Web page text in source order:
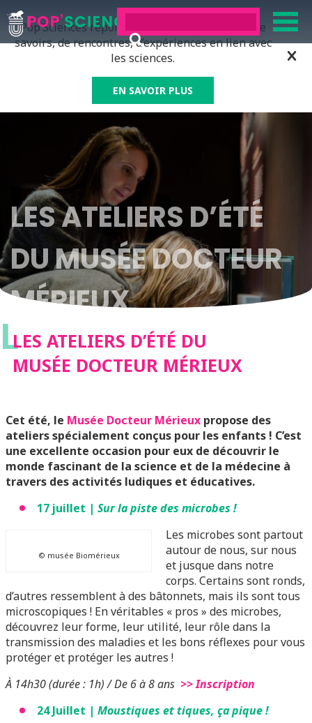
Pop’Sciences répond à tous ceux qui ont soif de
savoirs, de rencontres, d’expériences en lien avec
les sciences.
EN SAVOIR PLUS
LES ATELIERS D’ÉTÉ
DU MUSÉE DOCTEUR
MÉRIEUX
LLES ATELIERS D’ÉTÉ DU
MUSÉE DOCTEUR MÉRIEUX
Cet été, le Musée Docteur Mérieux propose des
ateliers spécialement conçus pour les enfants ! C’est
une excellente occasion pour eux de découvrir le
monde fascinant de la science et de la médecine à
travers des activités ludiques et éducatives.
17 juillet | Sur la piste des microbes !
© musée Biomérieux
Les microbes sont partout
autour de nous, sur nous
et jusque dans notre
corps. Certains sont ronds,
d’autres ressemblent à des bâtonnets, mais ils sont tous
microscopiques ! En véritables « pros » des microbes,
découvrez leur forme, leur utilité, leur rôle dans la
transmission des maladies et les bons réflexes pour vous
protéger et protéger les autres !
À 14h30 (durée : 1h) / De 6 à 8 ans >> Inscription
24 Juillet | Moustiques et tiques, ça pique !